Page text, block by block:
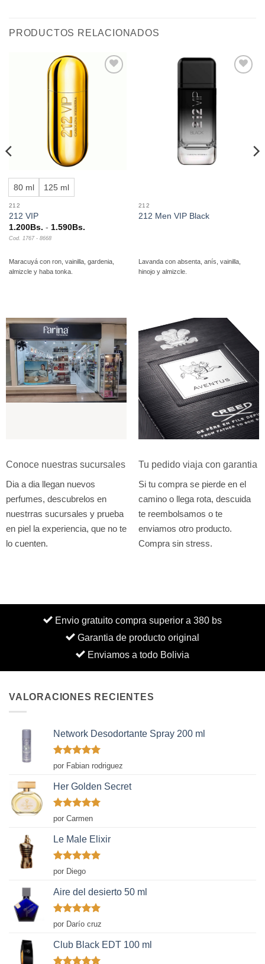
PRODUCTOS RELACIONADOS
80 ml 125 ml
212
212 VIP
1.200Bs. - 1.590Bs.
1.200Bs.
hasta
Cod. 1767 - 8668
Maracuyá con ron, vainilla, gardenia,
almizcle y haba tonka.
212
212 Men VIP Black
Lavanda con absenta, anís, vainilla,
hinojo y almizcle.
Conoce nuestras sucursales
Dia a dia llegan nuevos
perfumes, descubrelos en
nuestrras sucursales y prueba
en piel la experiencia, que no te
lo cuenten.
Tu pedido viaja con garantia
Si tu compra se pierde en el
camino o llega rota, descuida
te reembolsamos o te
enviamos otro producto.
Compra sin stress.
Envio gratuito compra superior a 380 bs
Garantia de producto original
Enviamos a todo Bolivia
VALORACIONES RECIENTES
Network Desodortante Spray 200 ml
Valorado
con
por Fabian rodriguez
Her Golden Secret
Valorado
con
por Carmen
Le Male Elixir
Valorado
con
de 5
por Diego
Aire del desierto 50 ml
Valorado
con
por Darío cruz
Club Black EDT 100 ml